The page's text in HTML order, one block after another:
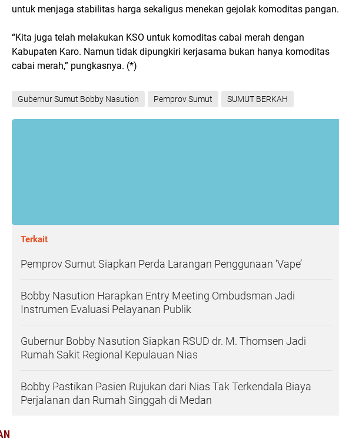
untuk menjaga stabilitas harga sekaligus menekan gejolak komoditas pangan.
“Kita juga telah melakukan KSO untuk komoditas cabai merah dengan
Kabupaten Karo. Namun tidak dipungkiri kerjasama bukan hanya komoditas
cabai merah,” pungkasnya. (*)
Gubernur Sumut Bobby Nasution Pemprov Sumut SUMUT BERKAH
Terkait
Pemprov Sumut Siapkan Perda Larangan Penggunaan ‘Vape’
Bobby Nasution Harapkan Entry Meeting Ombudsman Jadi
Instrumen Evaluasi Pelayanan Publik
Gubernur Bobby Nasution Siapkan RSUD dr. M. Thomsen Jadi
Rumah Sakit Regional Kepulauan Nias
Bobby Pastikan Pasien Rujukan dari Nias Tak Terkendala Biaya
Perjalanan dan Rumah Singgah di Medan